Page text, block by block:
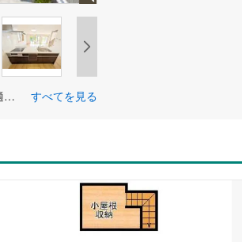
機能性とデザイン性を兼ね備えた、魅力的な新築戸建てで、住む人に快適な生活を提供し、心地よい空間を実現します すべてを見る